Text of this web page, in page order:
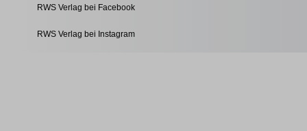
RWS Verlag bei Facebook
RWS Verlag bei Instagram